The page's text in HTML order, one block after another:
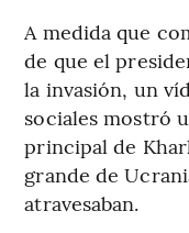
A medida que
de que el
la invasión, un
sociales mostró
principal de
grande de
atravesaban.